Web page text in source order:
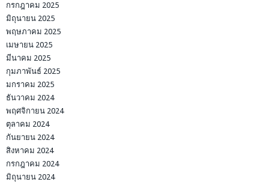
กรกฎาคม 2025
มิถุนายน 2025
พฤษภาคม 2025
เมษายน 2025
มีนาคม 2025
กุมภาพันธ์ 2025
มกราคม 2025
ธันวาคม 2024
พฤศจิกายน 2024
ตุลาคม 2024
กันยายน 2024
สิงหาคม 2024
กรกฎาคม 2024
มิถุนายน 2024